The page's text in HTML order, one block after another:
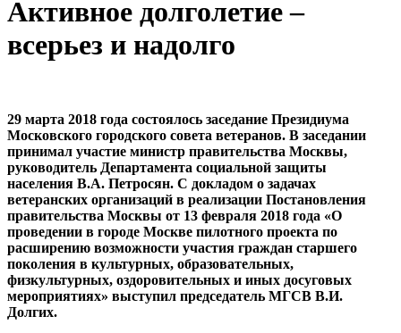
Активное долголетие –
всерьез и надолго
29 марта 2018 года состоялось заседание Президиума
Московского городского совета ветеранов. В заседании
принимал участие министр правительства Москвы,
руководитель Департамента социальной защиты
населения В.А. Петросян. С докладом о задачах
ветеранских организаций в реализации Постановления
правительства Москвы от 13 февраля 2018 года «О
проведении в городе Москве пилотного проекта по
расширению возможности участия граждан старшего
поколения в культурных, образовательных,
физкультурных, оздоровительных и иных досуговых
мероприятиях» выступил председатель МГСВ В.И.
Долгих.